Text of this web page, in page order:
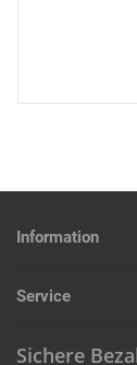
Information
Service
Sichere